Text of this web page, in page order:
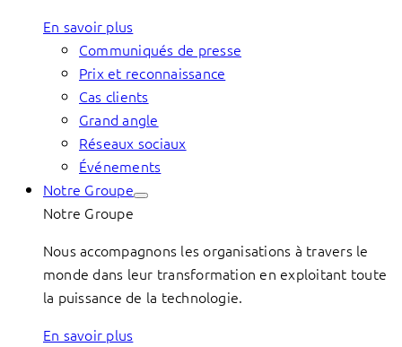
En savoir plus
Communiqués de presse
Prix et reconnaissance
Cas clients
Grand angle
Réseaux sociaux
Événements
Notre Groupe
Notre Groupe
Nous accompagnons les organisations à travers le
monde dans leur transformation en exploitant toute
la puissance de la technologie.
En savoir plus